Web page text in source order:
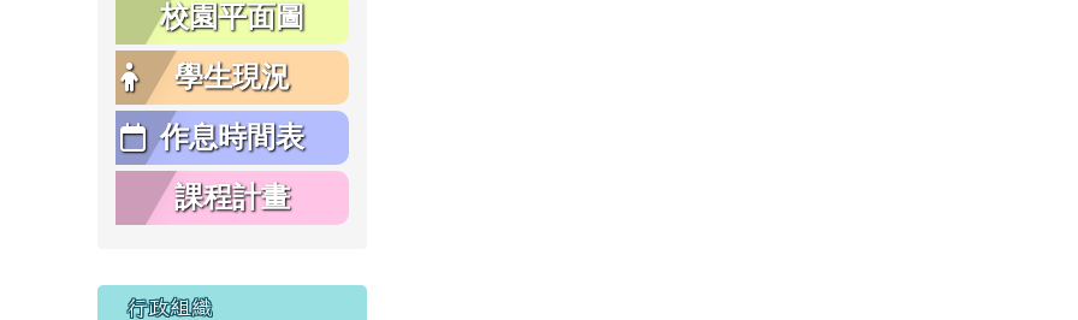
校園平面圖
學生現況
作息時間表
課程計畫
行政組織